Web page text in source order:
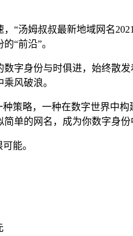
“汤姆叔叔最新地域网名
“前沿”。
字身份与时俱进，始终散
风破浪。
策略，一种在数字世界
单的网名，成为你数字身
能。